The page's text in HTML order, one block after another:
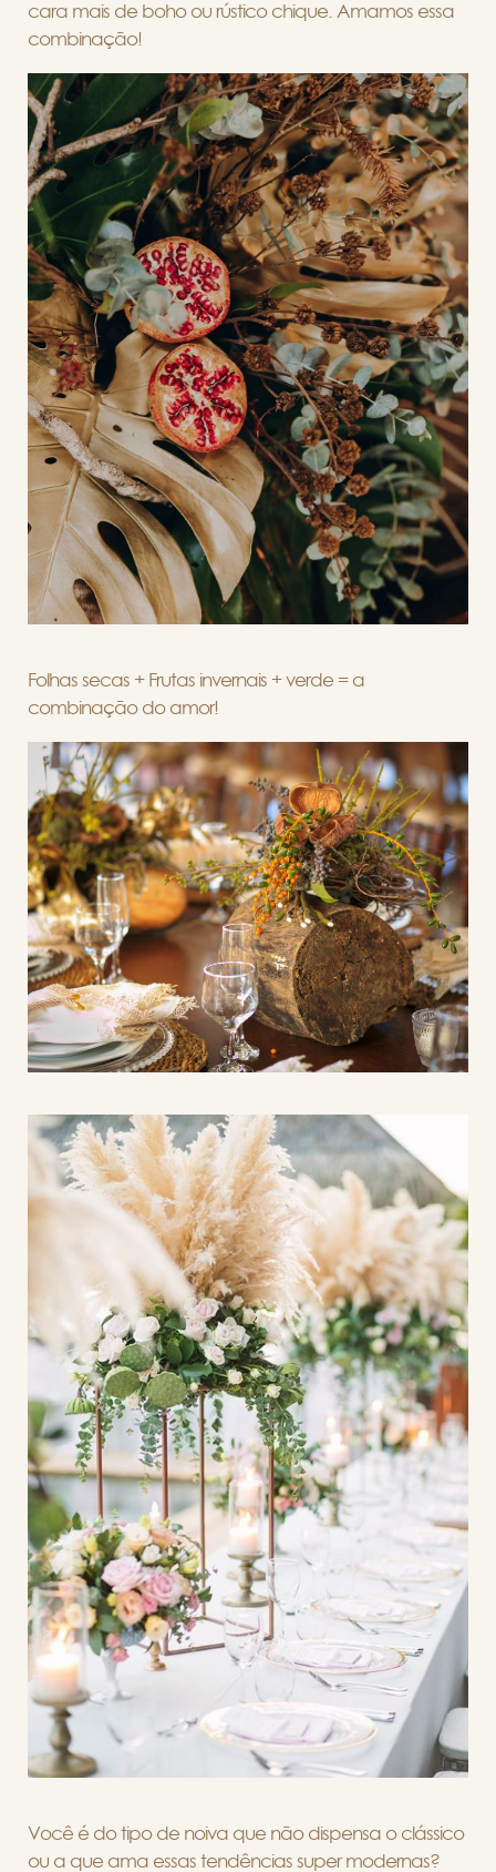
cara mais de boho ou rústico chique. Amamos essa
combinação!
Folhas secas + Frutas invernais + verde = a
combinação do amor!
Você é do tipo de noiva que não dispensa o clássico
ou a que ama essas tendências super modernas?